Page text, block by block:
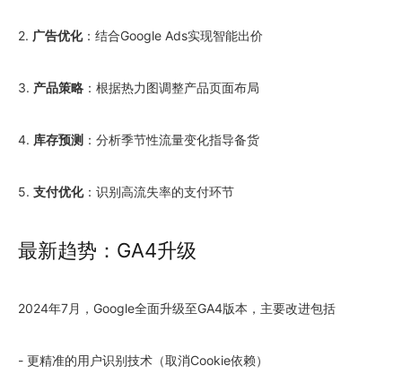
2. 广告优化：结合Google Ads实现智能出价
3. 产品策略 ：根据热力图调整产品页面布局
4. 库存预测 ：分析季节性流量变化指导备货
5. 支付优化：识别高流失率的支付环节
最新趋势：GA4升级
2024年7月，Google全面升级至GA4版本，主要改进包括
- 更精准的用户识别技术（取消Cookie依赖）